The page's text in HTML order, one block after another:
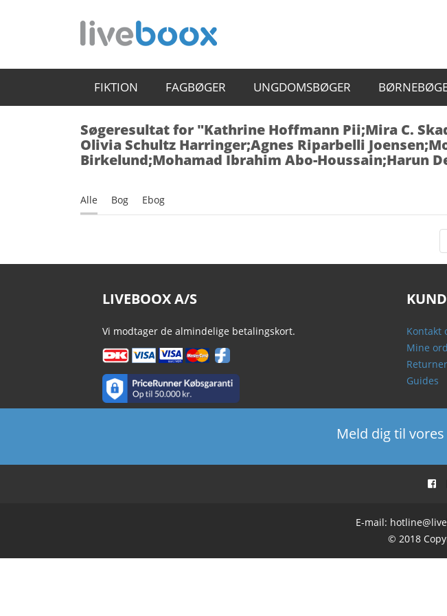
FIKTION FAGBØGER UNGDOMSBØGER
Søgeresultat for "Kathrine Hoffmann Pii;Mira C.
Olivia Schultz Harringer;Agnes Riparbelli
Birkelund;Mohamad Ibrahim Abo-Houssain;Harun
Alle Bog Ebog
LIVEBOOX A/S
Vi modtager de almindelige betalingskort.
Kontakt
Mine
Guides
Meld dig til
E-mail:
© 2018